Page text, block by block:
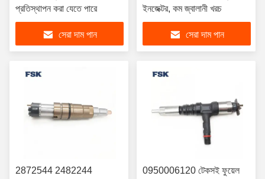
প্রতিস্থাপন করা যেতে পারে
সেরা দাম পান
ইনজেক্টর, কম জ্বালানী খরচ
সেরা দাম পান
2872544 2482244
0950006120 টেকসই ফুয়েল